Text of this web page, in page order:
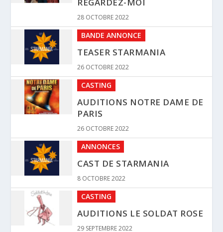
26 OCTOBRE 2022
AUDITIONS NOTRE DAME DE
PARIS
26 OCTOBRE 2022
ANNONCES
CAST DE STARMANIA
8 OCTOBRE 2022
AUDITIONS LE SOLDAT ROSE
29 SEPTEMBRE 2022
AUDITIONS FLASHDANCE
24 SEPTEMBRE 2022